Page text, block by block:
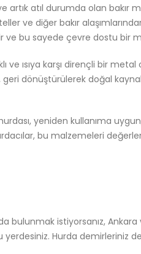
ve artık atıl durumda olan
ve diğer bakır
ve bu sayede çevre dostu bir
ve ısıya karşı dirençli bir
geri dönüştürülerek doğal
hurdası, yeniden kullanıma
bu malzemeleri
bulunmak istiyorsanız, Ankara
Hurda demirleriniz